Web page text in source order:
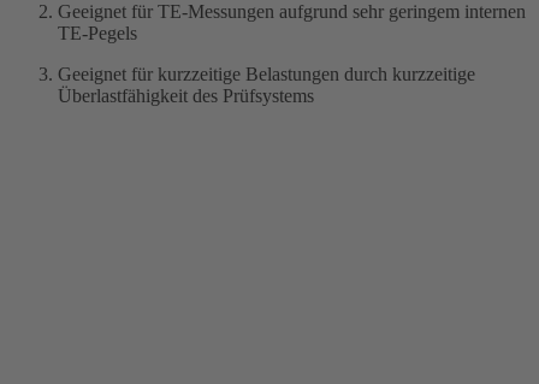
Geeignet für TE-Messungen aufgrund sehr geringem internen
TE-Pegels
Geeignet für kurzzeitige Belastungen durch kurzzeitige
Überlastfähigkeit des Prüfsystems